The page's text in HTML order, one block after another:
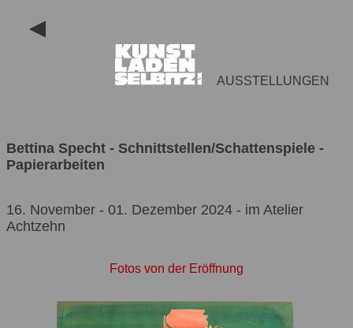
AUSSTELLUNGEN
Bettina Specht - Schnittstellen/Schattenspiele -
Papierarbeiten
16. November - 01. Dezember 2024 - im Atelier
Achtzehn
Fotos von der Eröffnung